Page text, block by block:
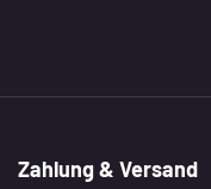
Zahlung & Versand